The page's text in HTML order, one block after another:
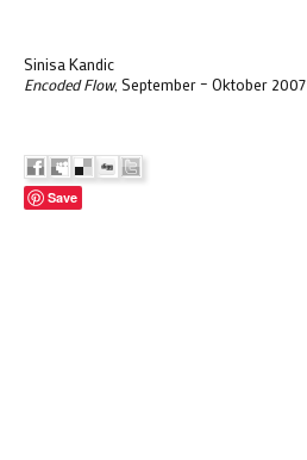
Sinisa Kandic
Encoded Flow, September – Oktober 2007
Save